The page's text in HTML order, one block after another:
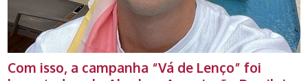
Com isso, a campanha “Vá de Lenço” foi